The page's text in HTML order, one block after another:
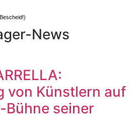
Bescheid!)
News
von Künstlern auf
seiner